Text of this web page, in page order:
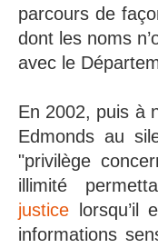
parcours de
dont les noms
avec le
En 2002, puis à
Edmonds au
"privilège
illimité
justice lorsqu’il
informations